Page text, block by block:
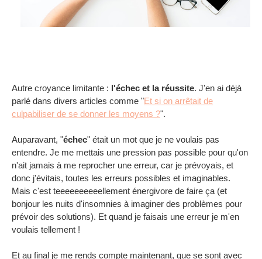
Autre croyance limitante : l'échec et la réussite. J'en ai déjà
parlé dans divers articles comme "Et si on arrêtait de
culpabiliser de se donner les moyens ?".
Auparavant, "échec" était un mot que je ne voulais pas
entendre. Je me mettais une pression pas possible pour qu'on
n'ait jamais à me reprocher une erreur, car je prévoyais, et
donc j'évitais, toutes les erreurs possibles et imaginables.
Mais c'est teeeeeeeeeellement énergivore de faire ça (et
bonjour les nuits d'insomnies à imaginer des problèmes pour
prévoir des solutions). Et quand je faisais une erreur je m'en
voulais tellement !
Et au final je me rends compte maintenant, que se sont avec